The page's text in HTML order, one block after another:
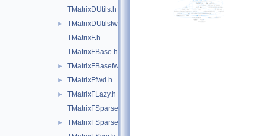
TMatrixDUtils.h
►
TMatrixDUtilsfwd.h
TMatrixF.h
TMatrixFBase.h
► TMatrixFBasefwd.h
► TMatrixFfwd.h
►
TMatrixFLazy.h
TMatrixFSparse.h
►
TMatrixFSparsefwd.h